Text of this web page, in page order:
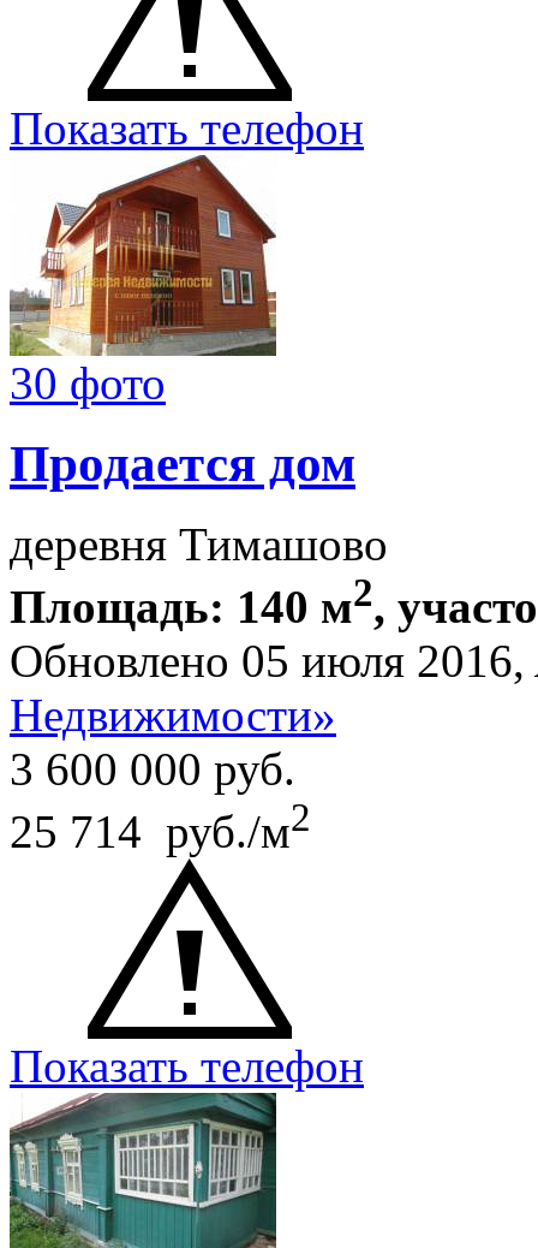
Показать телефон
30 фото
Продается дом
деревня Тимашово
Площадь: 140 м2,
Обновлено 05 июля 2016,
Недвижимости»
3 600 000 руб.
25 714 руб./м2
Показать телефон